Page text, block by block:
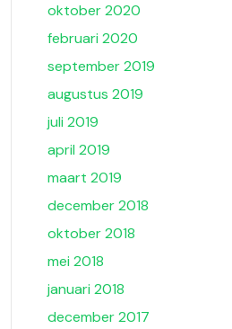
oktober 2020
februari 2020
september 2019
augustus 2019
juli 2019
april 2019
maart 2019
december 2018
oktober 2018
mei 2018
januari 2018
december 2017